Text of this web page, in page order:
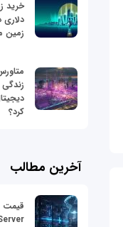
زمین
کرد؟
آخرین مطالب
قیمت